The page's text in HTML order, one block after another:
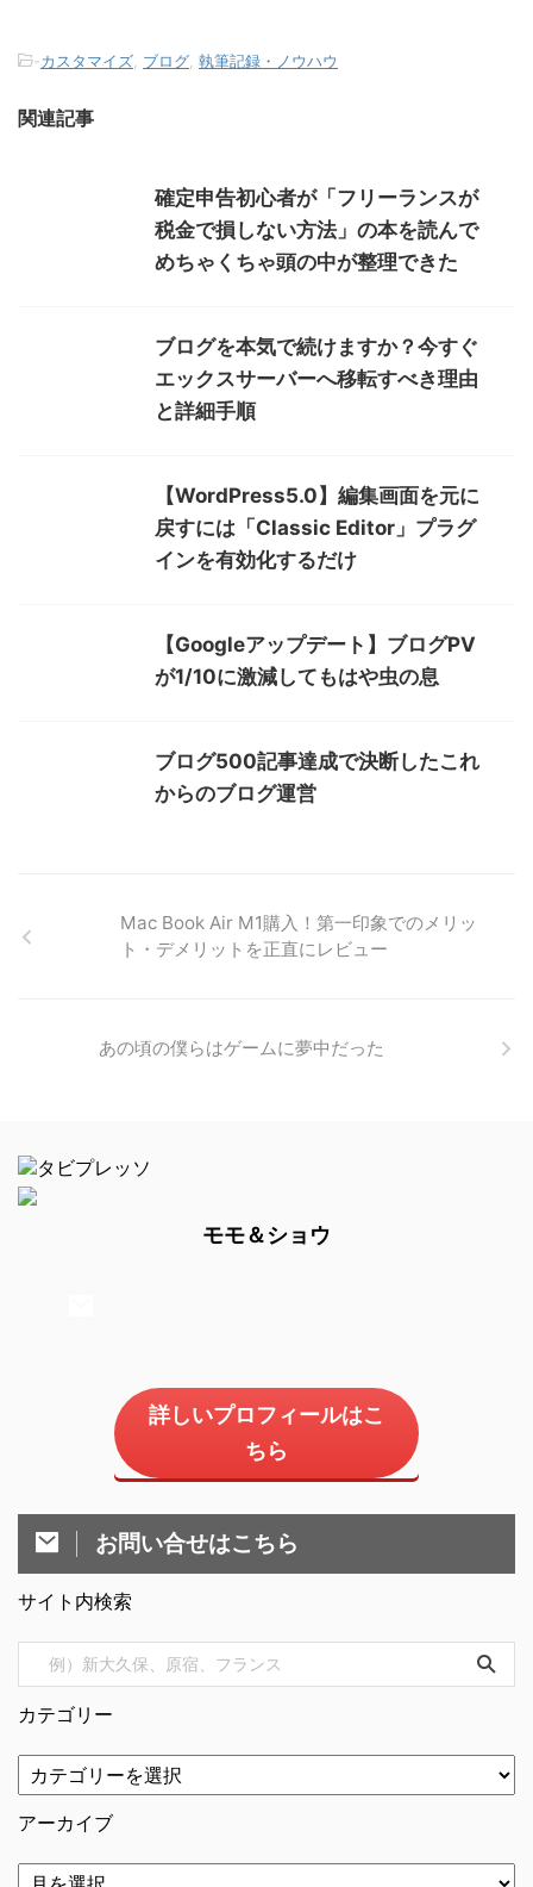
-カスタマイズ, ブログ, 執筆記録・ノウハウ
関連記事
確定申告初心者が「フリーランスが
税金で損しない方法」の本を読んで
めちゃくちゃ頭の中が整理できた
ブログを本気で続けますか？今すぐ
エックスサーバーへ移転すべき理由
と詳細手順
【WordPress5.0】編集画面を元に
戻すには「Classic Editor」プラグ
インを有効化するだけ
【Googleアップデート】ブログPV
が1/10に激減してもはや虫の息
ブログ500記事達成で決断したこれ
からのブログ運営
Mac Book Air M1購入！第一印象でのメリッ
ト・デメリットを正直にレビュー
あの頃の僕らはゲームに夢中だった
モモ＆ショウ
詳しいプロフィールはこ
ちら
お問い合せはこちら
サイト内検索
カテゴリー
アーカイブ